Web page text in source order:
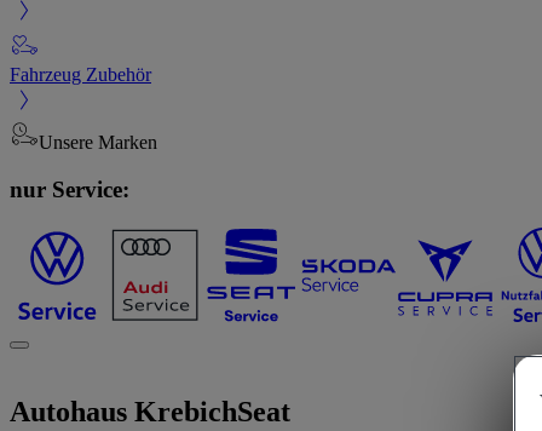
Fahrzeug Zubehör
Unsere Marken
nur Service:
Autohaus KrebichSeat